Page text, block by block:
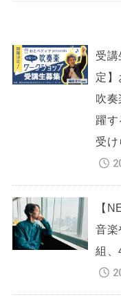
受
定】
吹
躍
受け
【
音楽
組、